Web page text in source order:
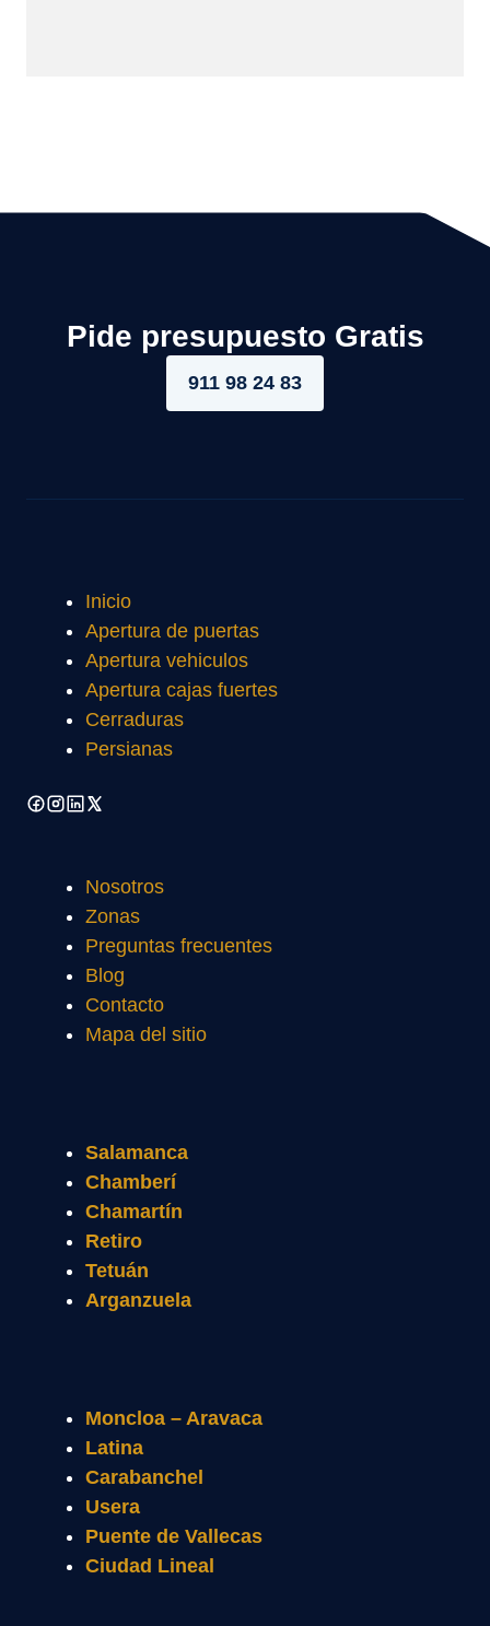
Pide presupuesto Gratis
911 98 24 83
Inicio
Apertura de puertas
Apertura vehiculos
Apertura cajas fuertes
Cerraduras
Persianas
Nosotros
Zonas
Preguntas frecuentes
Blog
Contacto
Mapa del sitio
Salamanca
Chamberí
Chamartín
Retiro
Tetuán
Arganzuela
Moncloa – Aravaca
Latina
Carabanchel
Usera
Puente de Vallecas
Ciudad Lineal